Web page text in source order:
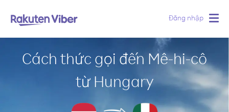
Đăng nhập
Cách thức gọi đến Mê-hi-cô
từ Hungary